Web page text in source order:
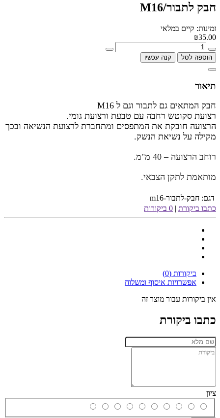
חבק לתבור/M16
זמינות: קיים במלאי
₪35.00
הוספה לסל קנה עכשיו
תיאור
חבק המתאים גם לתבור וגם ל M16
רצועת סקוטש רחבה עם טבעת ורצועת גומי.
הרצועה חובקת את המתפסים ומתחברת לרצועת הנשיאה ובכך
מקילה על נשיאת הנשק.
רוחב הרצועה – 40 מ"מ.
מותאמת לתקן הצבאי.
דגם: חבק-לתבור-m16
כתבו ביקורת | 0 ביקורות
ביקורות (0)
אפשרויות איסוף ומשלוח
אין ביקורות עבור מוצר זה
כתבו ביקורת
ציון